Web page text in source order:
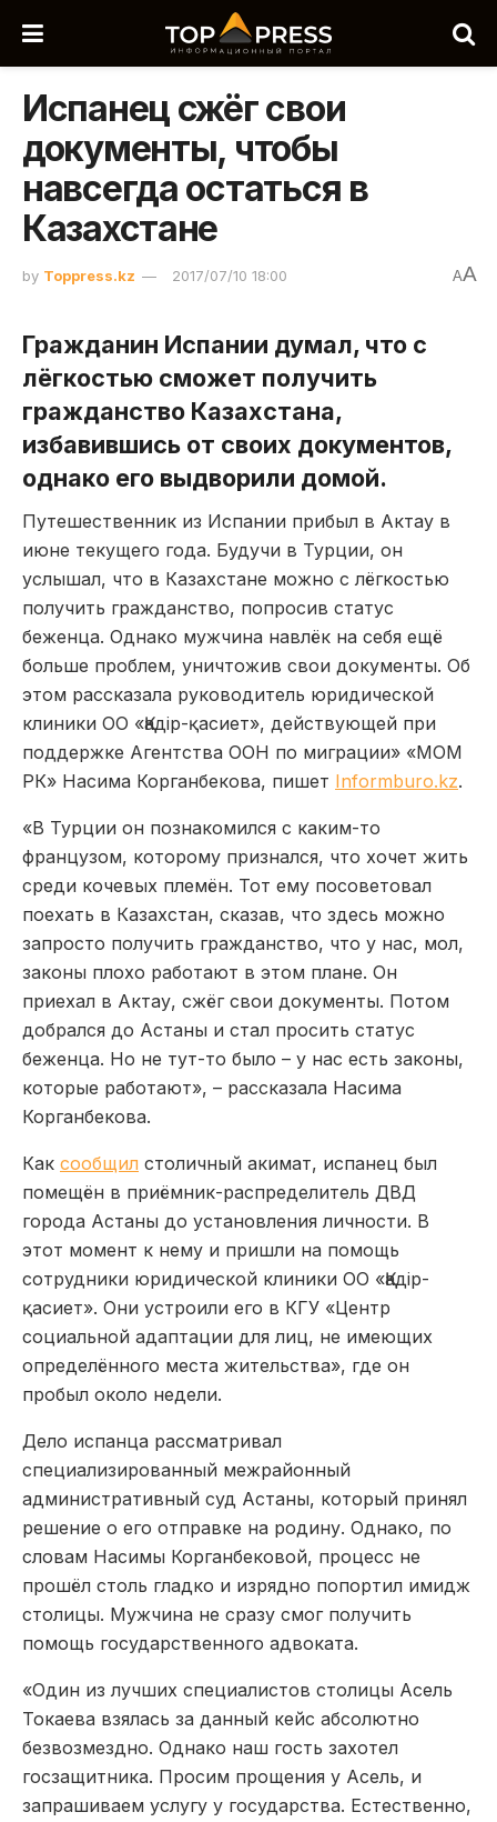
Испанец сжёг свои
документы, чтобы
навсегда остаться в
Казахстане
by Toppress.kz 2017/07/10 18:00 AA
Гражданин Испании думал, что с
лёгкостью сможет получить
гражданство Казахстана,
избавившись от своих документов,
однако его выдворили домой.
Путешественник из Испании прибыл в Актау в
июне текущего года. Будучи в Турции, он
услышал, что в Казахстане можно с лёгкостью
получить гражданство, попросив статус
беженца. Однако мужчина навлёк на себя ещё
больше проблем, уничтожив свои документы. Об
этом рассказала руководитель юридической
клиники ОО «Қадір-қасиет», действующей при
поддержке Агентства ООН по миграции» «МОМ
РК» Насима Корганбекова, пишет Informburo.kz.
«В Турции он познакомился с каким-то
французом, которому признался, что хочет жить
среди кочевых племён. Тот ему посоветовал
поехать в Казахстан, сказав, что здесь можно
запросто получить гражданство, что у нас, мол,
законы плохо работают в этом плане. Он
приехал в Актау, сжёг свои документы. Потом
добрался до Астаны и стал просить статус
беженца. Но не тут-то было – у нас есть законы,
которые работают», – рассказала Насима
Корганбекова.
Как сообщил столичный акимат, испанец был
помещён в приёмник-распределитель ДВД
города Астаны до установления личности. В
этот момент к нему и пришли на помощь
сотрудники юридической клиники ОО «Қадір-
қасиет». Они устроили его в КГУ «Центр
социальной адаптации для лиц, не имеющих
определённого места жительства», где он
пробыл около недели.
Дело испанца рассматривал
специализированный межрайонный
административный суд Астаны, который принял
решение о его отправке на родину. Однако, по
словам Насимы Корганбековой, процесс не
прошёл столь гладко и изрядно попортил имидж
столицы. Мужчина не сразу смог получить
помощь государственного адвоката.
«Один из лучших специалистов столицы Асель
Токаева взялась за данный кейс абсолютно
безвозмездно. Однако наш гость захотел
госзащитника. Просим прощения у Асель, и
запрашиваем услугу у государства. Естественно,